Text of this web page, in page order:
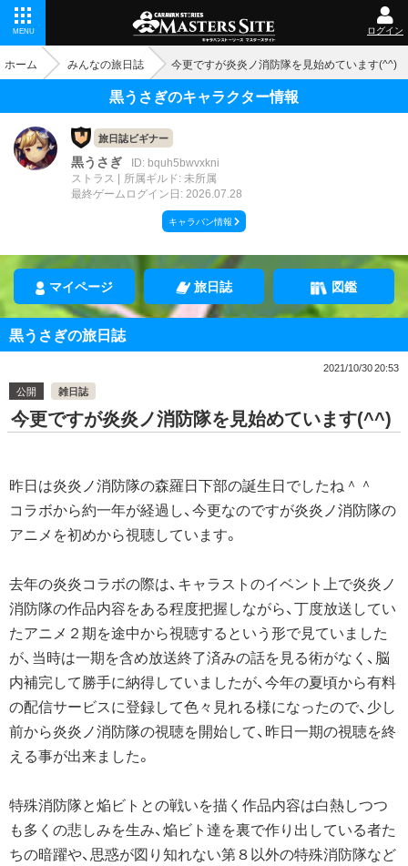
MENU ログイン
ホーム みんなの旅日誌 今更ですが炎炎ノ消防隊を見始めています(^^)
黒うさぎのキャラクター情報
旅日誌ビギナー
黒うさぎ
ID: bquh5bwvxkni
ストラス
所属ギルド: 未所属
最終ゲームログイン日: 2026.07.28
キャラバン情報
マイページ 旅日誌 図鑑
黒うさぎの旅日誌
2021/10/30 20:53
公開
雑日誌
今更ですが炎炎ノ消防隊を見始めています(^^)
昨日は炎炎ノ消防隊の森羅日下部の誕生日でしたね＾＾
コラボから約一年が経過し、今更なのですが炎炎ノ消防隊の
アニメを初めから視聴しています。
去年の炎炎コラボの際は、キャラストのイベント上で炎炎ノ
消防隊の作品内容をある程度把握しながら、丁度放送してい
たアニメ２期を途中から視聴するという形で見ていました
が、当時は一期を含め放送終了済みの話を見る術がなく、脳
内補完して勝手に納得していましたが、今年の夏頃から有料
の配信サービスに登録して色々見れる様になったので、少し
前から炎炎ノ消防隊の視聴を開始して、昨日一期の視聴を終
える事が出来ました。
特殊消防隊と焔ビトとの戦いを描く作品内容は白熱しつつ
も多くの悲しみを生み、焔ビト達を裏で作り出している者た
ちの暗躍や、思惑が図り知れない第８以外の特殊消防隊など